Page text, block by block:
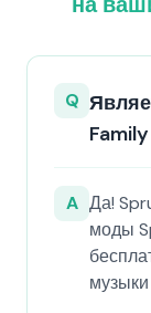
Q
A Да!
моды